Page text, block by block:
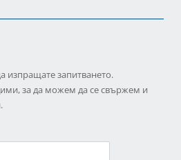
изпращате запитването.
за да можем да се свържем и